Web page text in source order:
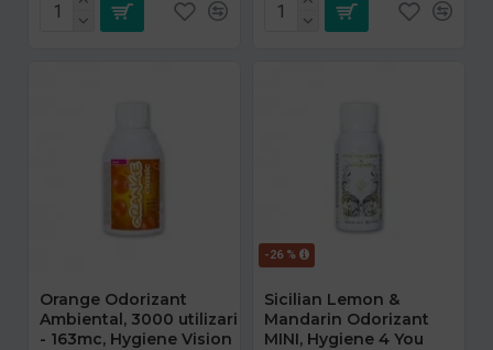
Orange Odorizant
Ambiental, 3000 utilizari
- 163mc, Hygiene Vision
-26 %
Sicilian Lemon &
Mandarin Odorizant
MINI, Hygiene 4 You